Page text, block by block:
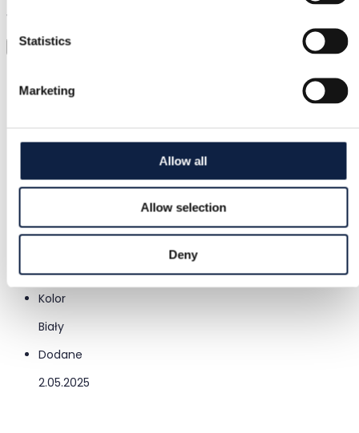
Statistics
Marketing
Allow all
Allow selection
Deny
Wystarczy wgrać zdjęcie i przymierzyć wszystko
Wirtualna przymierzalnia
Kobiety
Rozmiar
Jak nowe
Kolor
Biały
Dodane
2.05.2025